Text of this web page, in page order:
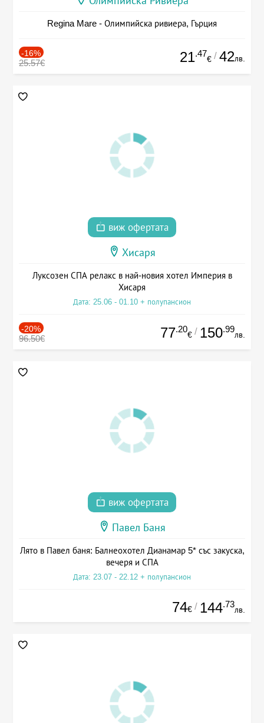
Regina Mare - Олимпийска ривиера, Гърция
-16%
25.57€ 21.47
€ / 42лв.
виж офертата
Хисаря
Луксозен СПА релакс в най-новия хотел Империя в
Хисаря
Дата: 25.06 - 01.10 + полупансион
-20%
96.50€ 77.20
€ / 150.99
лв.
виж офертата
Павел Баня
Лято в Павел баня: Балнеохотел Дианамар 5* със закуска,
вечеря и СПА
Дата: 23.07 - 22.12 + полупансион
74€ / 144.73
лв.